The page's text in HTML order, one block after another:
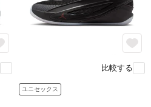
比較する
ユニセックス